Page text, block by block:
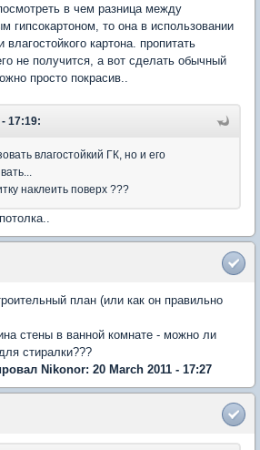
в чем разница между
гипсокартоном, то она в использовании
картона. пропитать
не получится, а вот сделать обычный
просто покрасив..
17:19:
влагостойкий ГК, но и его
наклеить поверх ???
план (или как он правильно
стены в ванной комнате - можно ли
стиралки???
Nikonor: 20 March 2011 - 17:27